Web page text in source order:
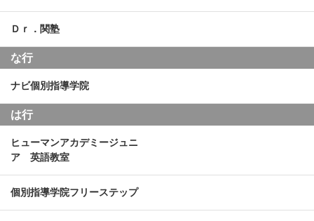
Ｄｒ．関塾
な行
ナビ個別指導学院
は行
ヒューマンアカデミージュニ
ア 英語教室
個別指導学院フリーステップ